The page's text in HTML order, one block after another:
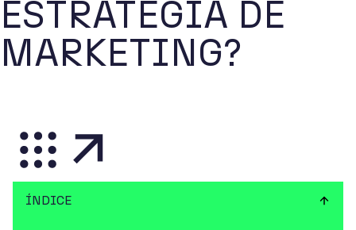
ESTRATEGIA DE
MARKETING?
ÍNDICE